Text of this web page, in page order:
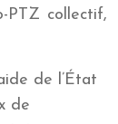
PTZ collectif,
de l’État
de